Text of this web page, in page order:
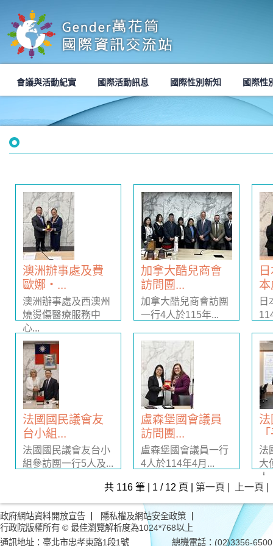
會議與活動紀實 國際活動訊息 國際性別新知 國際性
澳洲辦事處及費
歐娜・...
澳洲辦事處及西澳州
燒燙傷醫療服務中
心...
加拿大酷兒商會
訪問團...
加拿大酷兒商會訪團
一行4人於115年...
日
法國國民議會友
台小組...
法國國民議會友台小
組參訪團一行5人及...
盧森堡國會議員
訪問團...
盧森堡國會議員一行
4人於114年4月...
法
大
人
共 116 筆 | 1 / 12 頁 | 第一頁 | 上一頁 |
政府網站資料開放宣告
隱私權及網站安全政策
行政院版權所有 © 最佳瀏覽解析度為1024*768以上
通訊地址：臺北市忠孝東路1段1號 總機電話：(02)3356-6500